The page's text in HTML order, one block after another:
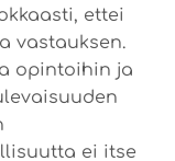
ettei
vastauksen.
opintoihin ja
ei itse